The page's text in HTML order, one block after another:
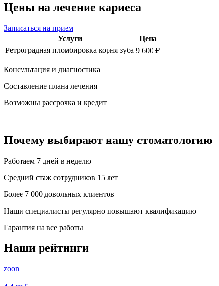
Цены на лечение кариеса
Записаться на прием
Услуги
Цена
Ретроградная пломбировка корня зуба 9 600 ₽
Консультация и диагностика
Составление плана лечения
Возможны рассрочка и кредит
Почему выбирают нашу стоматологию
Работаем 7 дней в неделю
Средний стаж сотрудников 15 лет
Более 7 000 довольных клиентов
Наши специалисты регулярно повышают квалификацию
Гарантия на все работы
Наши рейтинги
zoon